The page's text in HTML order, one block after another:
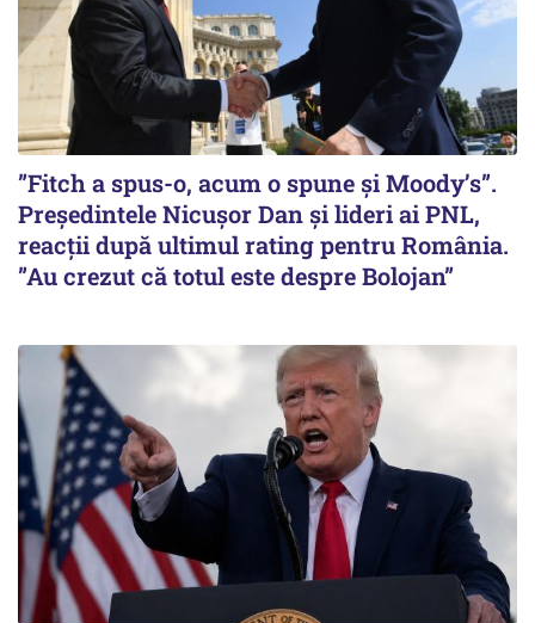
”Fitch a spus-o, acum o spune și Moody’s”.
Președintele Nicușor Dan și lideri ai PNL,
reacții după ultimul rating pentru România.
”Au crezut că totul este despre Bolojan”